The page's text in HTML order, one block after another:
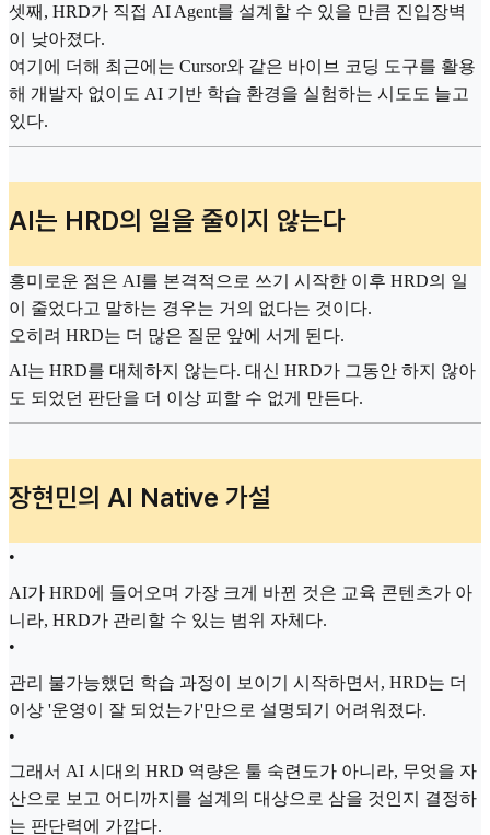
셋째, HRD가 직접 AI Agent를 설계할 수 있을 만큼 진입장벽
이 낮아졌다.
여기에 더해 최근에는 Cursor와 같은 바이브 코딩 도구를 활용
해 개발자 없이도 AI 기반 학습 환경을 실험하는 시도도 늘고
있다.
AI는 HRD의 일을 줄이지 않는다
흥미로운 점은 AI를 본격적으로 쓰기 시작한 이후 HRD의 일
이 줄었다고 말하는 경우는 거의 없다는 것이다.
오히려 HRD는 더 많은 질문 앞에 서게 된다.
AI는 HRD를 대체하지 않는다. 대신 HRD가 그동안 하지 않아
도 되었던 판단을 더 이상 피할 수 없게 만든다.
장현민의 AI Native 가설
•
AI가 HRD에 들어오며 가장 크게 바뀐 것은 교육 콘텐츠가 아
니라, HRD가 관리할 수 있는 범위 자체다.
•
관리 불가능했던 학습 과정이 보이기 시작하면서, HRD는 더
이상 '운영이 잘 되었는가'만으로 설명되기 어려워졌다.
•
그래서 AI 시대의 HRD 역량은 툴 숙련도가 아니라, 무엇을 자
산으로 보고 어디까지를 설계의 대상으로 삼을 것인지 결정하
는 판단력에 가깝다.